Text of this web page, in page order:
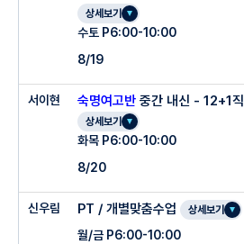
상세보기
수토 P6:00-10:00
8/19
서이현 숙명여고반 중간 내신 - 12+1직
상세보기
화목 P6:00-10:00
8/20
신우림 PT / 개별맞춤수업 상세보기
월/금 P6:00-10:00